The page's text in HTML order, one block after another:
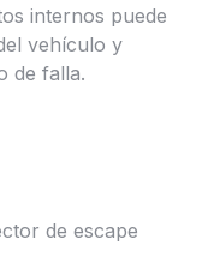
internos puede
vehículo y
de falla.
de escape